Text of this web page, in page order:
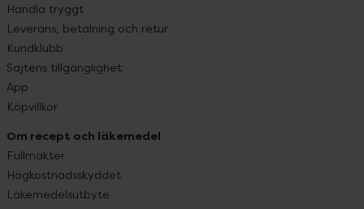
Handla tryggt
Leverans, betalning och retur
Kundklubb
Sajtens tillgänglighet
App
Köpvillkor
Om recept och läkemedel
Fullmakter
Högkostnadsskyddet
Läkemedelsutbyte